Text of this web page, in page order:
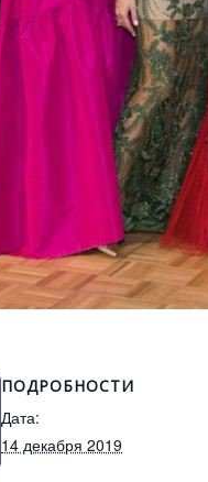
ПОДРОБНОСТИ
Дата:
14 декабря 2019